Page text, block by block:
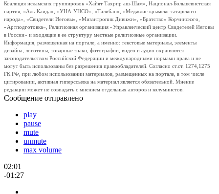
Коалиция исламских группировок «Хайят Тахрир аш-Шам», Национал-Большевистская
партия, «Аль-Каида», «УНА-УНСО», «Талибан», «Меджлис крымско-татарского
народа», «Свидетели Иеговы», «Мизантропик Дивижн», «Братство» Корчинского,
«Артподготовка», Религиозная организация «Управленческий центр Свидетелей Иеговы
в России» и входящие в ее структуру местные религиозные организации.
Информация, размещенная на портале, а именно: текстовые материалы, элементы
дизайна, логотипы, товарные знаки, фотографии, видео и аудио охраняются
законодательством Российской Федерации и международными нормами права и не
могут быть использованы без разрешения правообладателей. Согласно ст.ст. 1274,1275
ГК РФ, при любом использовании материалов, размещенных на портале, в том числе
цитировании, активная гиперссылка на материал является обязательной. Мнение
редакции может не совпадать с мнением отдельных авторов и колумнистов.
Сообщение отправлено
play
pause
mute
unmute
max volume
02:01
-01:27